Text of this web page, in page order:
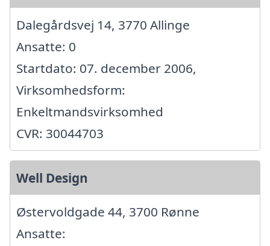
Dalegårdsvej 14, 3770 Allinge
Ansatte: 0
Startdato: 07. december 2006,
Virksomhedsform:
Enkeltmandsvirksomhed
CVR: 30044703
Well Design
Østervoldgade 44, 3700 Rønne
Ansatte: